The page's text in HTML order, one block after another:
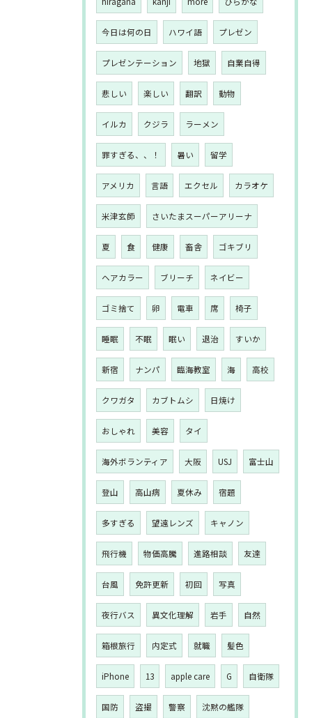
今日は何の日 ハワイ語 プレゼン
プレゼンテーション 地獄 自業自得
悲しい 楽しい 翻訳 動物
イルカ クジラ ラーメン
罪すぎる、、！ 暑い 留学
アメリカ 言語 エクセル カラオケ
米津玄師 さいたまスーパーアリーナ
夏 食 健康 畜舎 ゴキブリ
ヘアカラー ブリーチ ネイビー
ゴミ捨て 卵 電車 席 椅子
睡眠 不眠 眠い 退治 すいか
新宿 ナンパ 臨海教室 海 高校
クワガタ カブトムシ 日焼け
おしゃれ 美容 タイ
海外ボランティア 大阪 USJ 富士山
登山 高山病 夏休み 宿題
多すぎる 望遠レンズ キャノン
飛行機 物価高騰 進路相談 友達
台風 免許更新 初回 写真
夜行バス 異文化理解 岩手 自然
箱根旅行 内定式 就職 髪色
iPhone 13 apple care G 自衛隊
国防 盗撮 警察 沈黙の艦隊